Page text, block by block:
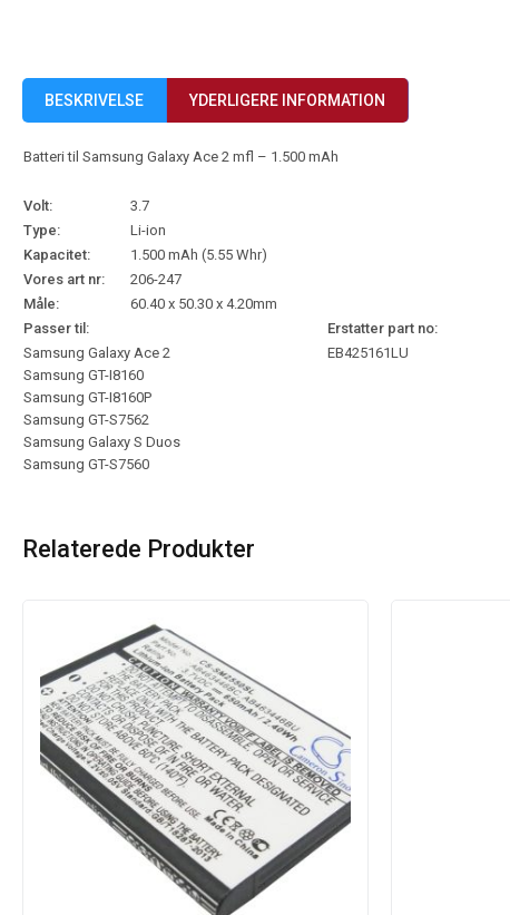
BESKRIVELSE YDERLIGERE INFORMATION
Batteri til Samsung Galaxy Ace 2 mfl – 1.500 mAh
Volt:
3.7
Type:
Li-ion
Kapacitet:
1.500 mAh (5.55 Whr)
Vores art nr:
206-247
Måle:
60.40 x 50.30 x 4.20mm
Passer til:
Erstatter part no:
Samsung Galaxy Ace 2
Samsung GT-I8160
Samsung GT-I8160P
Samsung GT-S7562
Samsung Galaxy S Duos
Samsung GT-S7560
EB425161LU
Relaterede Produkter